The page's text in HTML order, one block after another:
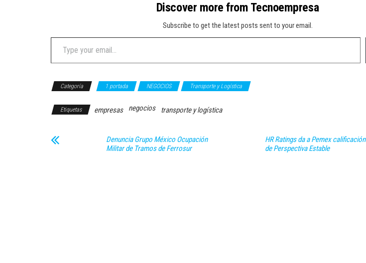
Discover more from Tecnoempresa
Subscribe to get the latest posts sent to your email.
Type your email…
Categoría 1 portada NEGOCIOS Transporte y Logística
Etiquetas empresas negocios transporte y logística
Denuncia Grupo México Ocupación
Militar de Tramos de Ferrosur
HR Ratings da a Pemex calificación
de Perspectiva Estable